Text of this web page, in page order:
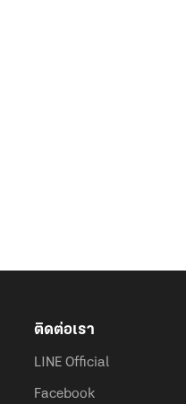
ติดต่อเรา
LINE Official
Facebook